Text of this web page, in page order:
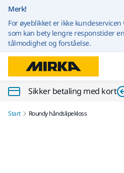
Merk!
For øyeblikket er ikke
som kan bety lengre responstider
tålmodighet og forståelse.
Sikker betaling med kort
Start Roundy håndslipekloss